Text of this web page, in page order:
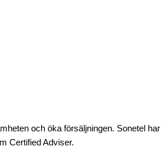
och öka försäljningen. Sonetel har
Certified Adviser.